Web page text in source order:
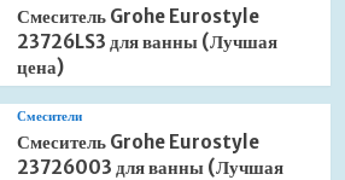
Смеситель Grohe Eurostyle
23726LS3 для ванны (Лучшая
цена)
Смесители
Смеситель Grohe Eurostyle
23726003 для ванны (Лучшая